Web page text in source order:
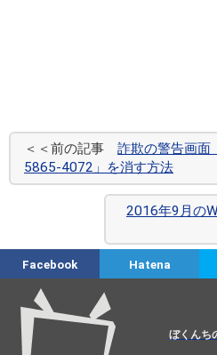
＜＜前の記事 詐欺の警告画面
5865-4072」を消す方法
2016年9月の
Facebook Hatena
ぼくんち